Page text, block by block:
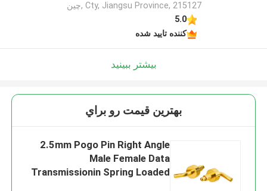
Cty, Jiangsu Province, 215127 ,چین
5.0
کننده تایید شده
بیشتر ببینید
بهترين قيمت رو براي
2.5mm Pogo Pin Right Angle
Male Female Data
Transmissionin Spring Loaded